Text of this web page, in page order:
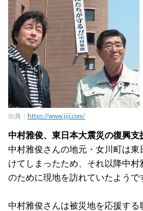
出典： https://www.jiji.com/
中村雅俊、東日本大震災の復興支
中村雅俊さんの地元・女川町は
けてしまったため、それ以降中
のために現地を訪れていたようで
中村雅俊さんは被災地を応援す